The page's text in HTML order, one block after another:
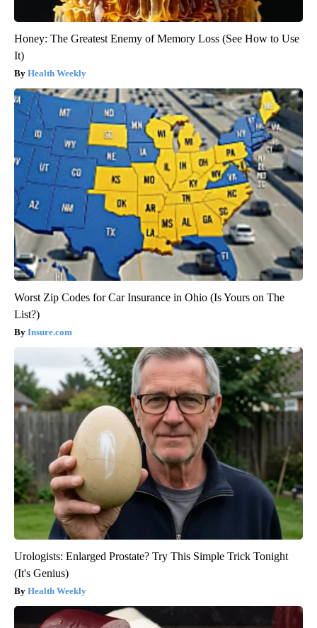
Honey: The Greatest Enemy of Memory Loss (See How to Use
It)
Health Weekly
Worst Zip Codes for Car Insurance in Ohio (Is Yours on The
List?)
Insure.com
Urologists: Enlarged Prostate? Try This Simple Trick Tonight
(It's Genius)
Health Weekly